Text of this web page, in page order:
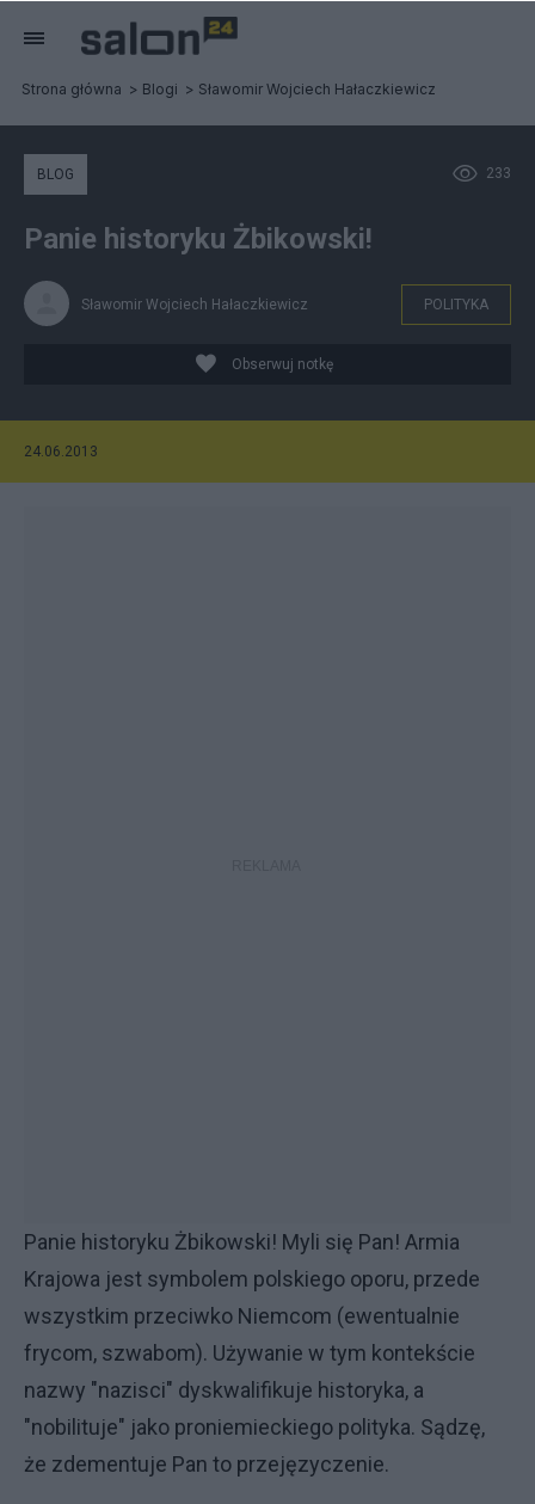
Strona główna Blogi Sławomir Wojciech Hałaczkiewicz
233
BLOG
Panie historyku Żbikowski!
Sławomir Wojciech Hałaczkiewicz POLITYKA
Obserwuj notkę
24.06.2013
Panie historyku Żbikowski! Myli się Pan! Armia
Krajowa jest symbolem polskiego oporu, przede
wszystkim przeciwko Niemcom (ewentualnie
frycom, szwabom). Używanie w tym kontekście
nazwy "nazisci" dyskwalifikuje historyka, a
"nobilituje" jako proniemieckiego polityka. Sądzę,
że zdementuje Pan to przejęzyczenie.